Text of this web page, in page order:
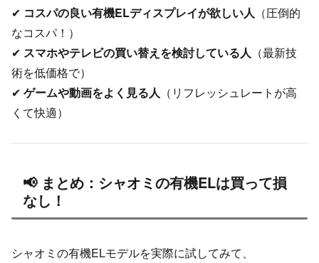
✔ コスパの良い有機ELディスプレイが欲しい人 （圧倒的
なコスパ！）
✔ スマホやテレビの買い替えを検討している人 （最新技
術を低価格で）
✔ ゲームや動画をよく見る人 （リフレッシュレートが高
くて快適）
📢 まとめ：シャオミの有機ELは買って損
なし！
シャオミの有機ELモデルを実際に試してみて、